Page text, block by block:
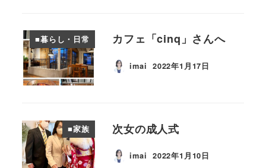
■暮らし・日常 カフェ「cinq」さんへ
imai 投稿日
2022年1月17日
■家族 次女の成人式
imai 投稿日
2022年1月10日